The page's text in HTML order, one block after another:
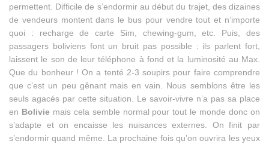
permettent. Difficile de s’endormir au début du trajet, des dizaines
de vendeurs montent dans le bus pour vendre tout et n’importe
quoi : recharge de carte Sim, chewing-gum, etc. Puis, des
passagers boliviens font un bruit pas possible : ils parlent fort,
laissent le son de leur téléphone à fond et la luminosité au Max.
Que du bonheur ! On a tenté 2-3 soupirs pour faire comprendre
que c’est un peu gênant mais en vain. Nous semblons être les
seuls agacés par cette situation. Le savoir-vivre n’a pas sa place
en Boliviemais cela semble normal pour tout le monde donc on
s’adapte et on encaisse les nuisances externes. On finit par
s’endormir quand même. La prochaine fois qu’on ouvrira les yeux